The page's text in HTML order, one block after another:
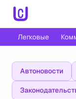
Легковые
Автоновости